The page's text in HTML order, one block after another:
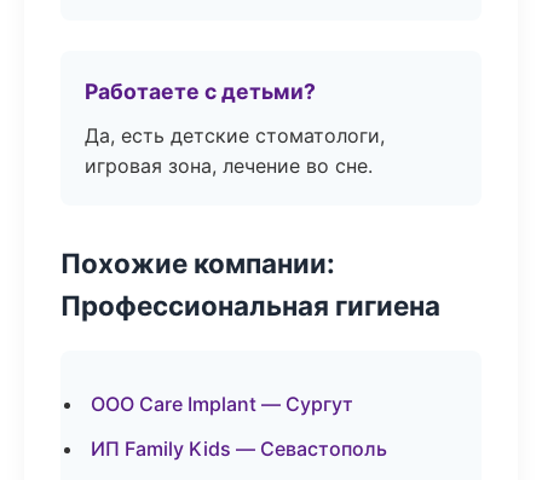
Работаете с детьми?
Да, есть детские стоматологи,
игровая зона, лечение во сне.
Похожие компании:
Профессиональная гигиена
ООО Care Implant — Сургут
ИП Family Kids — Севастополь